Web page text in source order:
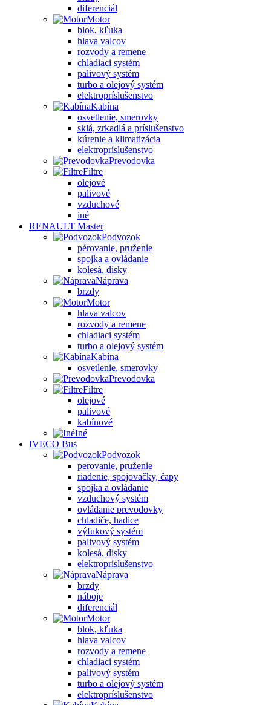
diferenciál
Motor
blok, kľuka
hlava valcov
rozvody a remene
chladiaci systém
palivový systém
turbo a olejový systém
elektropríslušenstvo
Kabína
osvetlenie, smerovky
sklá, zrkadlá a príslušenstvo
kúrenie a klimatizácia
elektropríslušenstvo
Prevodovka
Filtre
olejové
palivové
vzduchové
iné
RENAULT Master
Podvozok
pérovanie, pruženie
spojka a ovládanie
kolesá, disky
Náprava
brzdy
Motor
hlava valcov
rozvody a remene
chladiaci systém
turbo a olejový systém
Kabína
osvetlenie, smerovky
Prevodovka
Filtre
olejové
palivové
kabínové
Iné
IVECO Bus
Podvozok
perovanie, pruženie
riadenie, spojovačky, čapy
spojka a ovládanie
vzduchový systém
ovládanie prevodovky
chladiče, hadice
výfukový systém
palivový systém
kolesá, disky
elektropríslušenstvo
Náprava
brzdy
náboje
diferenciál
Motor
blok, kľuka
hlava valcov
rozvody a remene
chladiaci systém
palivový systém
turbo a olejový systém
elektropríslušenstvo